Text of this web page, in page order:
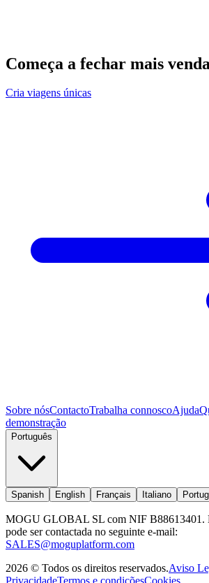
Começa a fechar mais
Cria viagens únicas
Sobre nósContactoTrabalha connoscoAjuda
demonstração
Português
Spanish English Français Italiano
MOGU GLOBAL SL com NIF B88613401.
pode ser contactada no seguinte e-mail:
SALES@moguplatform.com
2026 © Todos os direitos reservados.Aviso